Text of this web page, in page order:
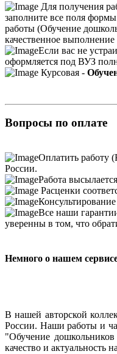
Для получения
заполните все поля
работы (Обучение
качественное
Если вас не
оформляется под ВУЗ
Курсовая -
Вопросы по оплате
Оплатить работу
России.
Работа
Расценки
Все наши
уверенны в том, что
Немного о нашем
В нашей авторской
России. Наши работы и
"Обучение
качество и актуальность